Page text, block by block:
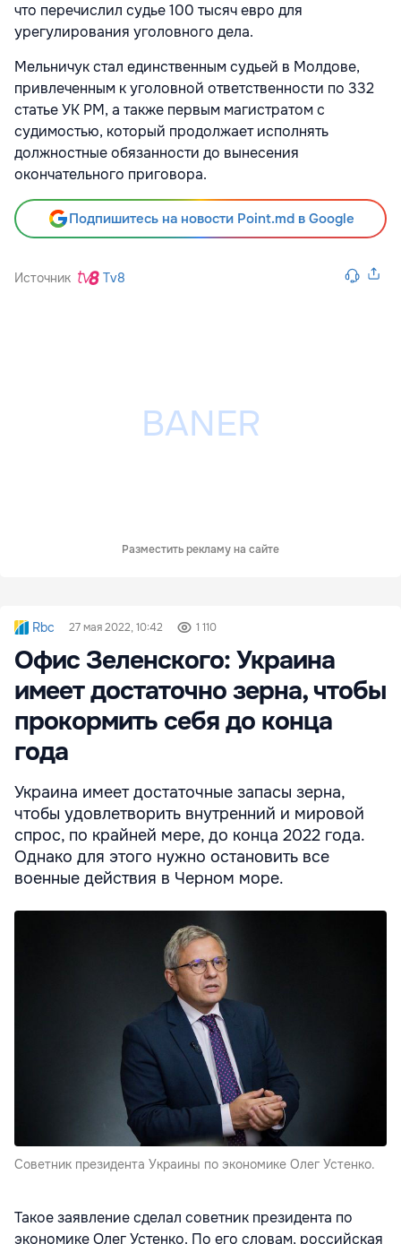
что перечислил судье 100 тысяч евро для
урегулирования уголовного дела.
Мельничук стал единственным судьей в Молдове,
привлеченным к уголовной ответственности по 332
статье УК РМ, а также первым магистратом с
судимостью, который продолжает исполнять
должностные обязанности до вынесения
окончательного приговора.
Подпишитесь на новости Point.md в Google
Источник Tv8
Разместить рекламу на сайте
Rbc 27 мая 2022, 10:42 1 110
Офис Зеленского: Украина
имеет достаточно зерна, чтобы
прокормить себя до конца
года
Украина имеет достаточные запасы зерна,
чтобы удовлетворить внутренний и мировой
спрос, по крайней мере, до конца 2022 года.
Однако для этого нужно остановить все
военные действия в Черном море.
Советник президента Украины по экономике Олег Устенко.
Такое заявление сделал советник президента по
экономике Олег Устенко. По его словам, российская